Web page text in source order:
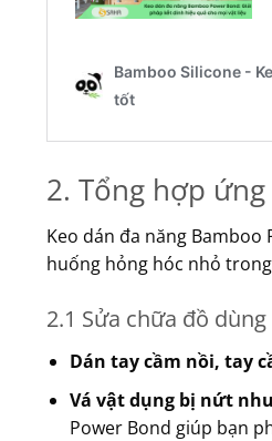
2. Tổng hợp
Keo dán đa năng
huống hỏng hóc nhỏ
2.1 Sửa chữa đồ
Dán tay cầm nồi, tay
Vá vật dụng bị nứt
Power Bond giúp bạn